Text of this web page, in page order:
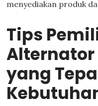
menyediakan produk
Tips
yang